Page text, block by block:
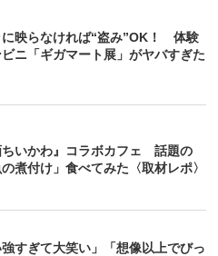
に映らなければ“盗み”OK！ 体験
ニ「ギガマート展」がヤバすぎた
ちいかわ』コラボカフェ 話題の
の煮付け」食べてみた〈取材レポ〉
強すぎて大笑い」「想像以上でびっ